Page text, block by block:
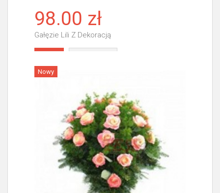
98.00 zł
Gałęzie Lili Z Dekoracją
Nowy